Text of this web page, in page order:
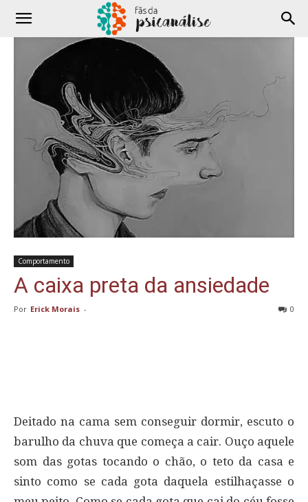
Comportamento
A caixa preta da ansiedade
Por Erick Morais - 0
Deitado na cama sem conseguir dormir, escuto o
barulho da chuva que começa a cair. Ouço aquele
som das gotas tocando o chão, o teto da casa e
sinto como se cada gota daquela estilhaçasse o